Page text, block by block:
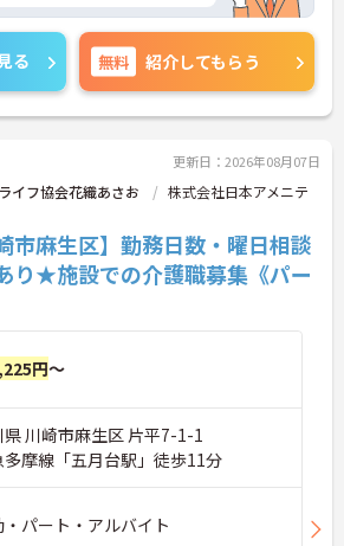
る 無料 紹介してもらう
更新日：2026年08月07日
イフ協会花織あさお
株式会社日本アメニテ
市麻生区】勤務日数・曜日相談
り★施設での介護職募集《パー
円～
川崎市麻生区 片平7-1-1
多摩線「五月台駅」徒歩11分
パート・アルバイト